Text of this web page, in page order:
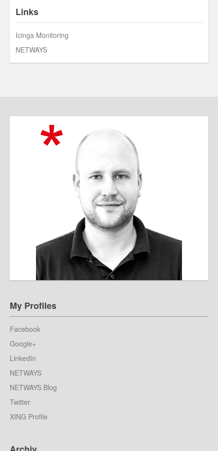
Links
Icinga Monitoring
NETWAYS
My Profiles
Facebook
Google+
LinkedIn
NETWAYS
NETWAYS Blog
Twitter
XING Profile